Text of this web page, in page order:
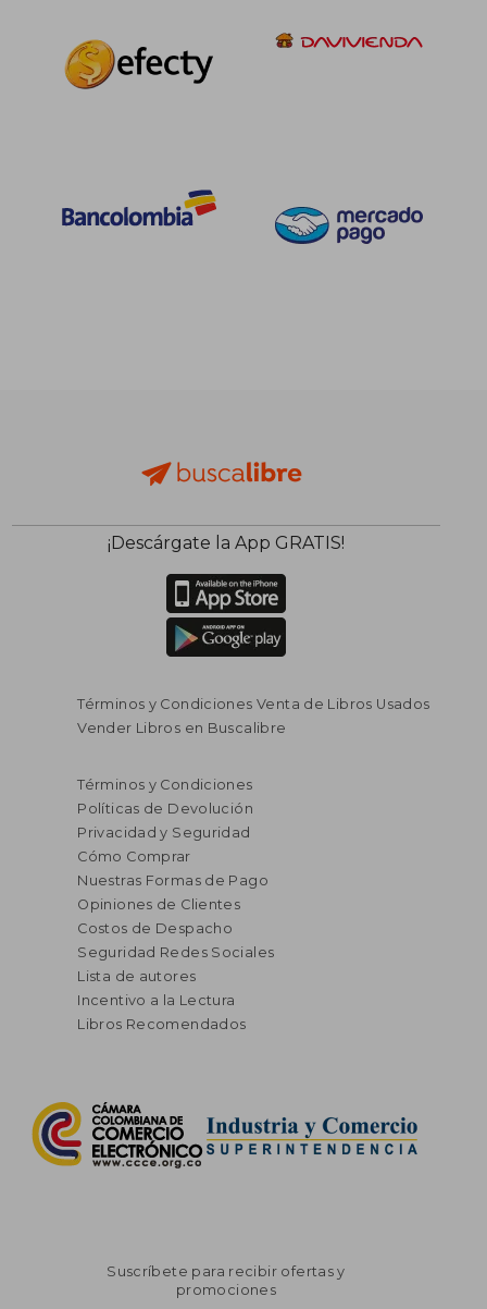
¡Descárgate la App GRATIS!
Términos y Condiciones Venta de Libros Usados
Vender Libros en Buscalibre
Términos y Condiciones
Políticas de Devolución
Privacidad y Seguridad
Cómo Comprar
Nuestras Formas de Pago
Opiniones de Clientes
Costos de Despacho
Seguridad Redes Sociales
Lista de autores
Incentivo a la Lectura
Libros Recomendados
Suscríbete para recibir ofertas y
promociones